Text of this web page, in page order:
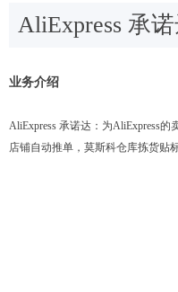
AliExpress 承
业务介绍
AliExpress 承诺达：为AliExpress
店铺自动推单，莫斯科仓库拣货贴